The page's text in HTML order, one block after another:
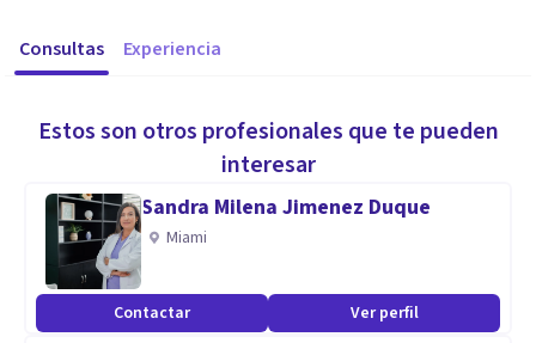
Consultas Experiencia
Estos son otros profesionales que te pueden
interesar
Sandra Milena Jimenez Duque
Miami
Contactar Ver perfil